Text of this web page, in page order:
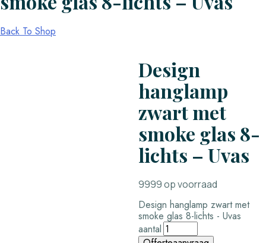
Back To Shop
Design
hanglamp
zwart met
smoke glas 8-
lichts – Uvas
9999 op voorraad
Design hanglamp zwart met
smoke glas 8-lichts - Uvas
aantal